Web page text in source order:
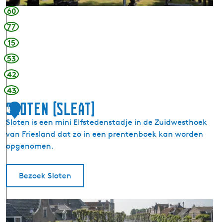
n
s
t
o
e
l
L
e
g
e
m
e
e
r
60
77
15
53
42
43
8
Sloten (Sleat)
Sloten is een mini Elfstedenstadje in de Zuidwesthoek
van Friesland dat zo in een prentenboek kan worden
opgenomen.
Bezoek Sloten
S
l